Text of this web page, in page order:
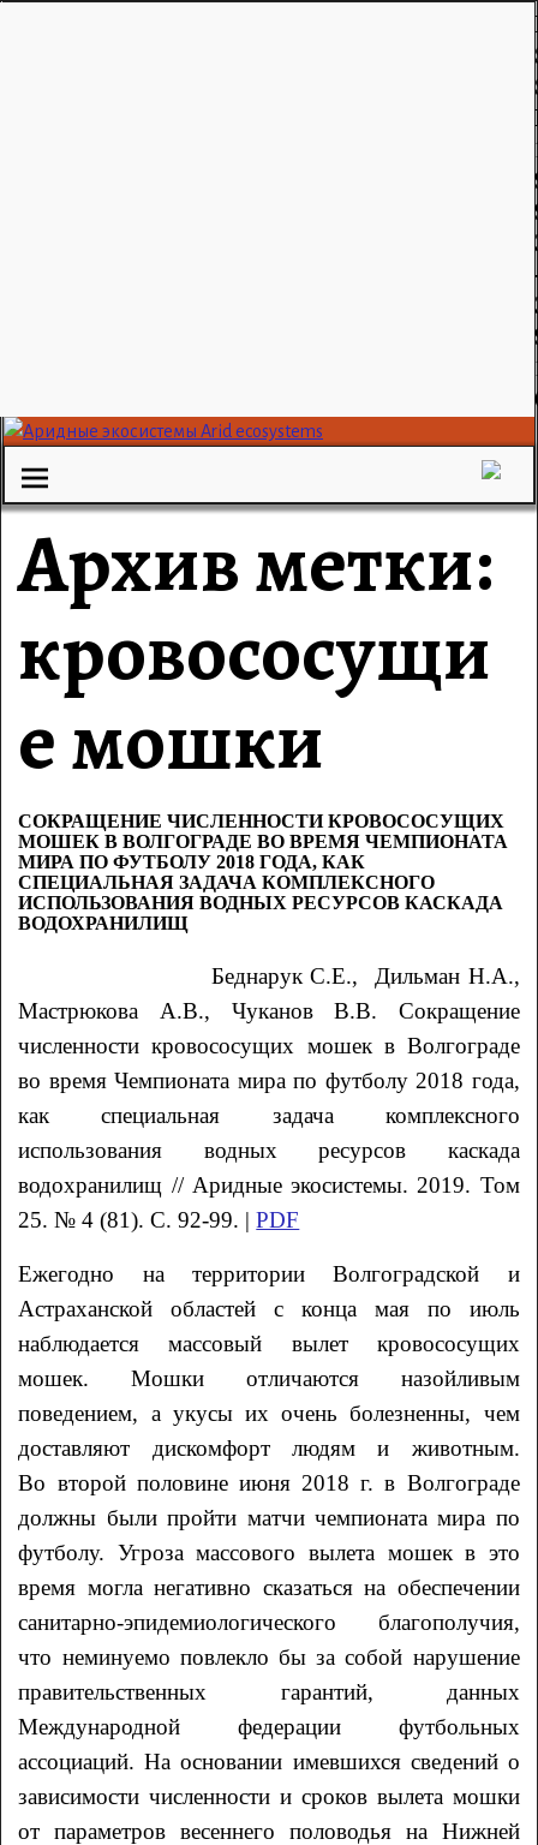
Архив метки:
кровососущи
е мошки
СОКРАЩЕНИЕ ЧИСЛЕННОСТИ КРОВОСОСУЩИХ
МОШЕК В ВОЛГОГРАДЕ ВО ВРЕМЯ ЧЕМПИОНАТА
МИРА ПО ФУТБОЛУ 2018 ГОДА, КАК
СПЕЦИАЛЬНАЯ ЗАДАЧА КОМПЛЕКСНОГО
ИСПОЛЬЗОВАНИЯ ВОДНЫХ РЕСУРСОВ КАСКАДА
ВОДОХРАНИЛИЩ
Беднарук С.Е., Дильман Н.А.,
Мастрюкова А.В., Чуканов В.В. Сокращение
численности кровососущих мошек в Волгограде
во времяЧемпионата мира по футболу 2018 года,
как специальная задача комплексного
использования водных ресурсов каскада
водохранилищ // Аридные экосистемы. 2019. Том
25. № 4 (81). С. 92-99. |PDF
Ежегодно на территории Волгоградской и
Астраханской областей с конца мая по июль
наблюдается массовый вылет кровососущих
мошек. Мошки отличаются назойливым
поведением, а укусы их очень болезненны, чем
доставляют дискомфорт людям и животным.
Во второй половине июня 2018 г. в Волгограде
должны были пройти матчи чемпионата мира по
футболу. Угроза массового вылета мошек в это
время могла негативно сказаться на обеспечении
санитарно-эпидемиологического благополучия,
что неминуемо повлекло бы за собой нарушение
правительственных гарантий, данных
Международной федерации футбольных
ассоциаций. На основании имевшихся сведений о
зависимости численности и сроков вылета мошки
от параметров весеннего половодья на Нижней